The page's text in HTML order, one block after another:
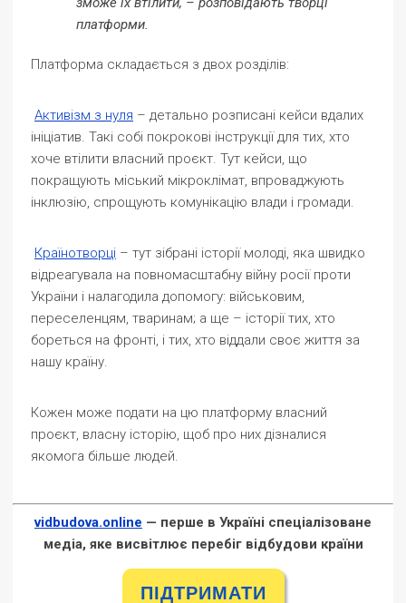
платформи.
Платформа складається з двох розділів:
Активізм з нуля – детально розписані кейси вдалих
ініціатив. Такі собі покрокові інструкції для тих, хто
хоче втілити власний проєкт. Тут кейси, що
покращують міський мікроклімат, впроваджують
інклюзію, спрощують комунікацію влади і громади.
Країнотворці – тут зібрані історії молоді, яка швидко
відреагувала на повномасштабну війну росії проти
України і налагодила допомогу: військовим,
переселенцям, тваринам; а ще – історії тих, хто
бореться на фронті, і тих, хто віддали своє життя за
нашу країну.
Кожен може подати на цю платформу власний
проєкт, власну історію, щоб про них дізналися
якомога більше людей.
vidbudova.online — перше в Україні спеціалізоване
медіа, яке висвітлює перебіг відбудови країни
ПІДТРИМАТИ